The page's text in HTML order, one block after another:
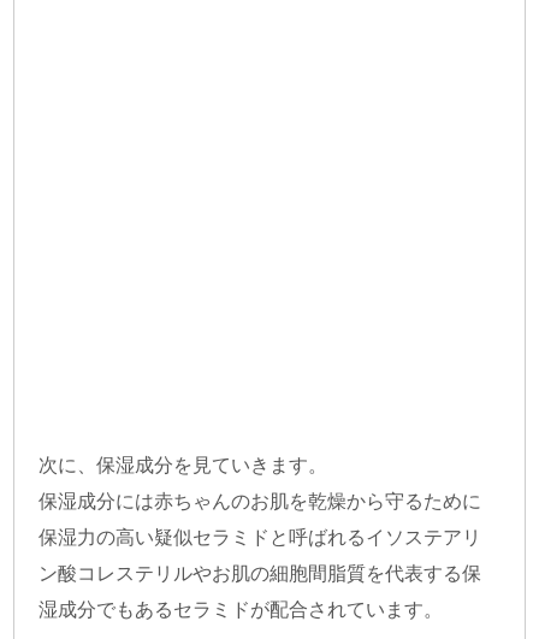
次に、保湿成分を見ていきます。
保湿成分には赤ちゃんのお肌を乾燥から守るために
保湿力の高い疑似セラミドと呼ばれるイソステアリ
ン酸コレステリルやお肌の細胞間脂質を代表する保
湿成分でもあるセラミドが配合されています。